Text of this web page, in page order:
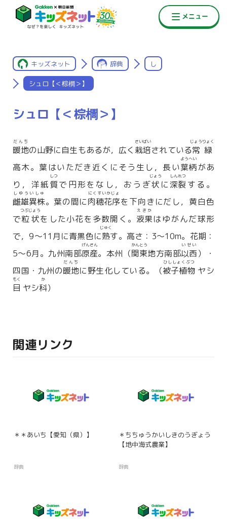
キッズネット 辞典 し
シュロ【＜棕櫚＞】
シュロ【＜棕櫚＞】
暖地
だんち
の山野に自生もあるが，広く栽培
さいばい
されている常緑
じょうりょく
高木。葉はいただき近くにそう生し，長い葉柄
ようへい
があ
り，洋紙質
しつ
で円形をなし，おうぎ状
じょう
に深裂
しんれつ
する。
雌雄異株
しゆういしゅ
。葉の間に肉穂花序
にくすいかじょ
を下向きにだし，黄白色
で粒状
つぶじょう
をした小花を多数開く。 液果
えきか
はゆがんだ球形
で，9〜11月に青黒色に熟
じゅく
す。高さ：3〜10m。花期：
5〜6月。九州南部原産
げんさん
。本州（関東
かんとう
地方南部以西
いせい
）・
四国・九州の暖地
だんち
に野生化している。（被子植物
ひししょくぶつ
ヤシ
目
もく
ヤシ科
か
）
関連リンク
＊＊あいち【愛知（県）】
辞典
＊ちちゅうかいしきのうぎょう
【地中海式農業】
辞典